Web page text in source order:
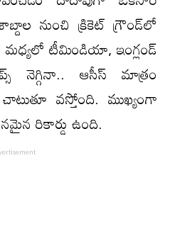
నుంచి క్రికెట్ గ్రౌండ్​లో
మధ్యలో టీమిండియా, ఇంగ్లండ్
నెగ్గినా.. ఆసీస్ మాత్రం
వస్తోంది. ముఖ్యంగా
రికార్డు ఉంది.